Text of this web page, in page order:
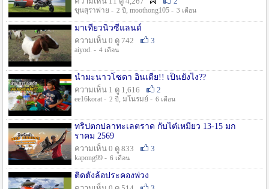
ขุนสุราพ่าย - 2 ปี , moothong105 - 3 เดือน
มาเที่ยวนิวซีแลนด์
ความเห็น 0 ดู 742
3
aiyod. - 4 เดือน
น้ำมะนาวโซดา อินเดีย!! เป็นยังไง??
ความเห็น 1 ดู 1,616
2
ee16korat - 2 ปี , มโนรมย์ - 6 เดือน
ทริปตกปลาทะเลตราด กับไต๋เหมี่ยว 13-15 มก
ราคม 2569
ความเห็น 0 ดู 833
3
kapong99 - 6 เดือน
ติดตั้งล้อประคองพ่วง